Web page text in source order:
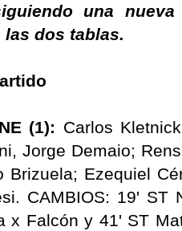
una
dos tablas.
(1): Carlos
Jorge Demaio;
Brizuela; Ezequiel
CAMBIOS: 19'
x Falcón y 41' ST